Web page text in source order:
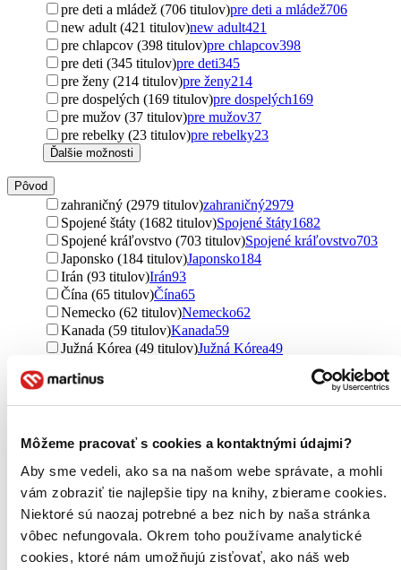
Môžeme pracovať s cookies a kontaktnými údajmi?
Aby sme vedeli, ako sa na našom webe správate, a mohli
vám zobraziť tie najlepšie tipy na knihy, zbierame cookies.
Niektoré sú naozaj potrebné a bez nich by naša stránka
vôbec nefungovala. Okrem toho používame analytické
cookies, ktoré nám umožňujú zisťovať, ako náš web
pre deti a mládež (706 titulov)pre deti a mládež706
new adult (421 titulov)new adult421
pre chlapcov (398 titulov)pre chlapcov398
pre deti (345 titulov)pre deti345
pre ženy (214 titulov)pre ženy214
pre dospelých (169 titulov)pre dospelých169
pre mužov (37 titulov)pre mužov37
pre rebelky (23 titulov)pre rebelky23
Ďalšie možnosti
Pôvod
zahraničný (2979 titulov)zahraničný2979
Spojené štáty (1682 titulov)Spojené štáty1682
Spojené kráľovstvo (703 titulov)Spojené kráľovstvo703
Japonsko (184 titulov)Japonsko184
Irán (93 titulov)Irán93
Čína (65 titulov)Čína65
Nemecko (62 titulov)Nemecko62
Kanada (59 titulov)Kanada59
Južná Kórea (49 titulov)Južná Kórea49
Francúzsko (28 titulov)
Česko (26 titulov)Česko26
Slovensko (18 titulov)Slovensko18
Malajzia (18 titulov)
Írsko (15 titulov)Írsko15
Izrael (15 titulov)Izrael15
Poľsko (9 titulov)Poľsko9
Libanon (8 titulov)
Libanon
Singapur (6 titulov) Singapur 6
Taiwan (5 titulov)Taiwan5